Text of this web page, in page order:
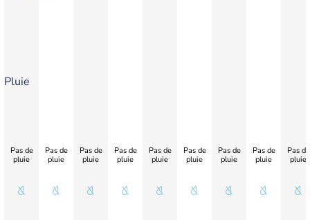
Pluie
Pas de
pluie
Pas de
pluie
Pas de
pluie
Pas de
pluie
Pas de
pluie
Pas de
pluie
Pas de
pluie
Pas de
pluie
Pas de
pluie